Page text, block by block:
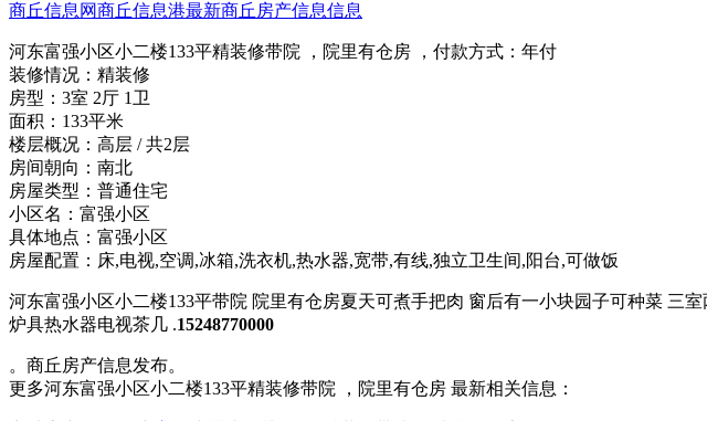
商丘信息网商丘信息港最新商丘房产信息信息
河东富强小区小二楼133平精装修带院 ，院里有仓房 ， 付款方式： 年付
装修情况： 精装修
房型： 3室 2厅 1卫
面积： 133平米
楼层概况： 高层 / 共2层
房间朝向： 南北
房屋类型： 普通住宅
小区名： 富强小区
具体地点： 富强小区
房屋配置： 床,电视,空调,冰箱,洗衣机,热水器,宽带,有线,独立卫生间,阳台,可做饭
河东富强小区小二楼133平带院 院里有仓房夏天可煮手把肉 窗后有一小块园子可种菜 三
炉具热水器电视茶几 .15248770000
。商丘房产信息发布。
更多河东富强小区小二楼133平精装修带院 ，院里有仓房 最新相关信息：